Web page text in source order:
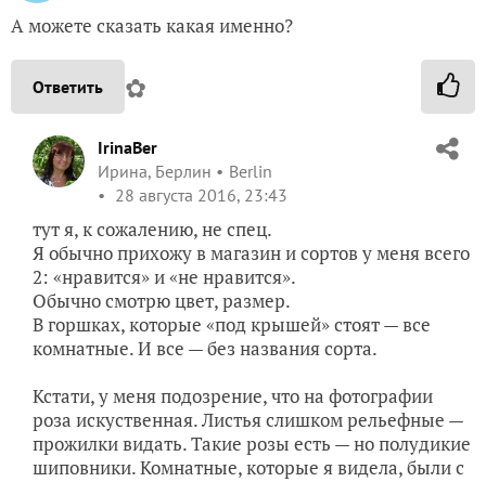
А можете сказать какая именно?
Ответить ✿
IrinaBer
Ирина, Берлин
Berlin
28 августа 2016, 23:43
тут я, к сожалению, не спец.
Я обычно прихожу в магазин и сортов у меня всего
2: «нравится» и «не нравится».
Обычно смотрю цвет, размер.
В горшкax, которые «под крышей» стоят — все
комнатные. И все — без названия сорта.
Кстати, у меня подозрение, что на фотографии
роза искуственная. Листья слишком рельефные —
прожилки видать. Такие розы есть — нo полудикие
шиповники. Комнатные, которые я видела, были с